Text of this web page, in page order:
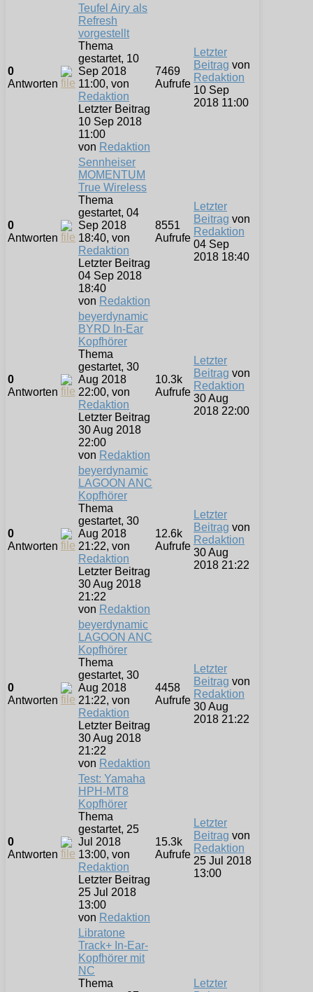
0
Antworten
Teufel Airy als
Refresh
vorgestellt
Thema
gestartet, 10
Sep 2018
11:00, von
Redaktion
Letzter Beitrag
10 Sep 2018
11:00
von Redaktion
7469
Aufrufe
Letzter
Beitrag von
Redaktion
10 Sep
2018 11:00
0
Antworten
Sennheiser
MOMENTUM
True Wireless
Thema
gestartet, 04
Sep 2018
18:40, von
Redaktion
Letzter Beitrag
04 Sep 2018
18:40
von Redaktion
8551
Aufrufe
Letzter
Beitrag von
Redaktion
04 Sep
2018 18:40
0
Antworten
beyerdynamic
BYRD In-Ear
Kopfhörer
Thema
gestartet, 30
Aug 2018
22:00, von
Redaktion
Letzter Beitrag
30 Aug 2018
22:00
von Redaktion
10.3k
Aufrufe
Letzter
Beitrag von
Redaktion
30 Aug
2018 22:00
0
Antworten
beyerdynamic
LAGOON ANC
Kopfhörer
Thema
gestartet, 30
Aug 2018
21:22, von
Redaktion
Letzter Beitrag
30 Aug 2018
21:22
von Redaktion
12.6k
Aufrufe
Letzter
Beitrag von
Redaktion
30 Aug
2018 21:22
0
Antworten
beyerdynamic
LAGOON ANC
Kopfhörer
Thema
gestartet, 30
Aug 2018
21:22, von
Redaktion
Letzter Beitrag
30 Aug 2018
21:22
von Redaktion
4458
Aufrufe
Letzter
Beitrag von
Redaktion
30 Aug
2018 21:22
0
Antworten
Test: Yamaha
HPH-MT8
Kopfhörer
Thema
gestartet, 25
Jul 2018
13:00, von
Redaktion
Letzter Beitrag
25 Jul 2018
13:00
von Redaktion
15.3k
Aufrufe
Letzter
Beitrag von
Redaktion
25 Jul 2018
13:00
Libratone
Track+ In-Ear-
Kopfhörer mit
NC
Thema
Letzter